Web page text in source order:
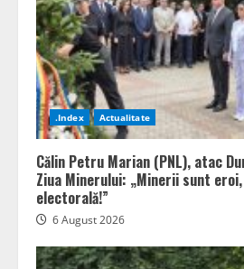
.Index Actualitate
Călin Petru Marian (PNL), atac
Ziua Minerului: „Minerii sunt eroi,
electorală!”
6 August 2026